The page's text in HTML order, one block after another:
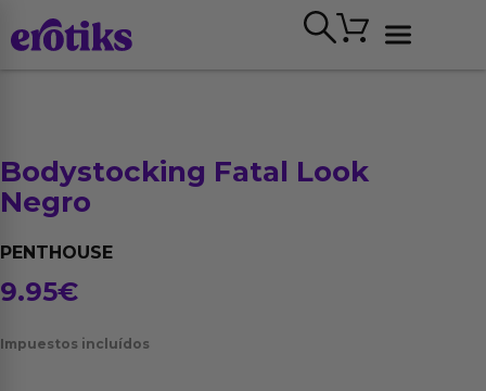
al
Carrito
Bodystocking Fatal Look
Negro
PENTHOUSE
9.95€
Impuestos incluídos